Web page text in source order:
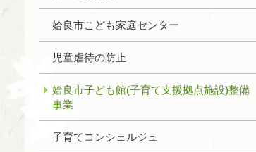
姶良市こども家庭センター
児童虐待の防止
姶良市子ども館(子育て支援拠点施設)整備
事業
子育てコンシェルジュ